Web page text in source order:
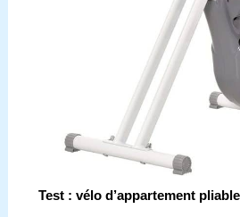
Test : vélo d’appartement